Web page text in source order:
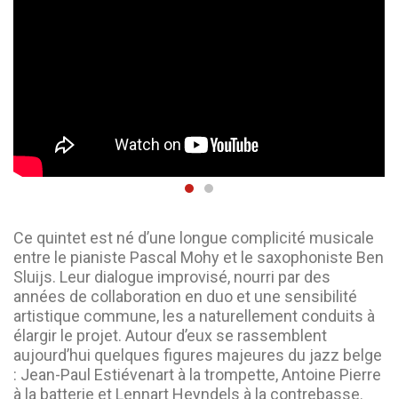
Ce quintet est né d’une longue complicité musicale
entre le pianiste Pascal Mohy et le saxophoniste Ben
Sluijs. Leur dialogue improvisé, nourri par des
années de collaboration en duo et une sensibilité
artistique commune, les a naturellement conduits à
élargir le projet. Autour d’eux se rassemblent
aujourd’hui quelques figures majeures du jazz belge
: Jean-Paul Estiévenart à la trompette, Antoine Pierre
à la batterie et Lennart Heyndels à la contrebasse.